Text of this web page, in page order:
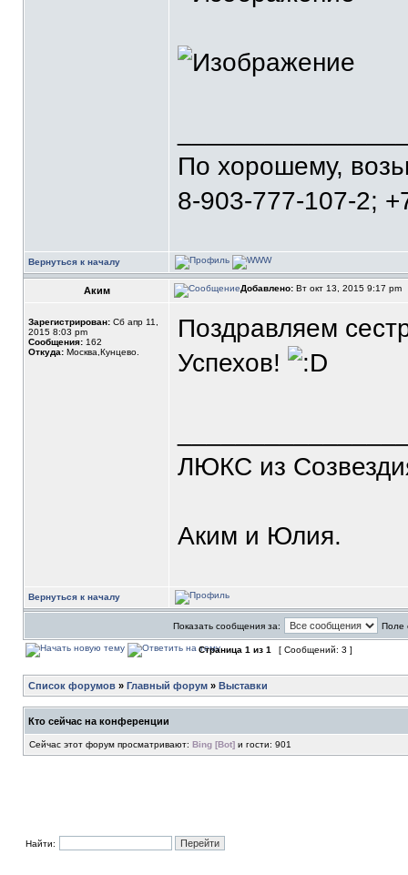
По хорошему,
8-903-777-107-2;
Вернуться к началу
Аким Добавлено: Вт окт 13, 2015 9:17 pm
Зарегистрирован: Сб апр 11,
2015 8:03 pm
Сообщения: 162
Откуда: Москва,Кунцево.
Поздравляем
Успехов!
ЛЮКС из
Аким и Юлия.
Вернуться к началу
Показать сообщения за: Поле
Страница 1 из 1 [ Сообщений: 3 ]
Список форумов » Главный форум » Выставки
Кто сейчас на конференции
Сейчас этот форум просматривают: Bing [Bot] и гости: 901
Найти: